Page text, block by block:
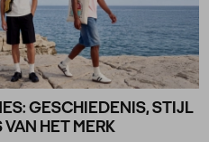
GESCHIEDENIS, STIJL
VAN HET MERK